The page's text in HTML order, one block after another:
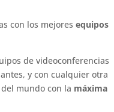
con los mejoresequipos
de videoconferencias
y con cualquier otra
mundo con la máxima